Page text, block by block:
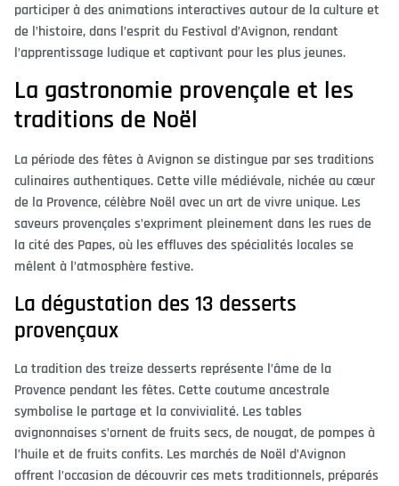
participer à des animations interactives autour de la culture et
de l’histoire, dans l’esprit du Festival d’Avignon, rendant
l’apprentissage ludique et captivant pour les plus jeunes.
La gastronomie provençale et les
traditions de Noël
La période des fêtes à Avignon se distingue par ses traditions
culinaires authentiques. Cette ville médiévale, nichée au cœur
de la Provence, célèbre Noël avec un art de vivre unique. Les
saveurs provençales s’expriment pleinement dans les rues de
la cité des Papes, où les effluves des spécialités locales se
mêlent à l’atmosphère festive.
La dégustation des 13 desserts
provençaux
La tradition des treize desserts représente l’âme de la
Provence pendant les fêtes. Cette coutume ancestrale
symbolise le partage et la convivialité. Les tables
avignonnaises s’ornent de fruits secs, de nougat, de pompes à
l’huile et de fruits confits. Les marchés de Noël d’Avignon
offrent l’occasion de découvrir ces mets traditionnels, préparés